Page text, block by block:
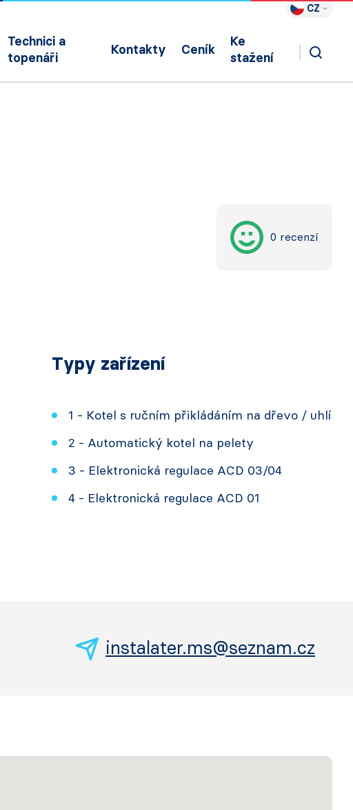
CZ
Technici a
topenáři
Kontakty Ceník
Ke
stažení
0 recenzí
Typy zařízení
1 - Kotel s ručním přikládáním na dřevo / uhlí
2 - Automatický kotel na pelety
3 - Elektronická regulace ACD 03/04
4 - Elektronická regulace ACD 01
instalater.ms@seznam.cz